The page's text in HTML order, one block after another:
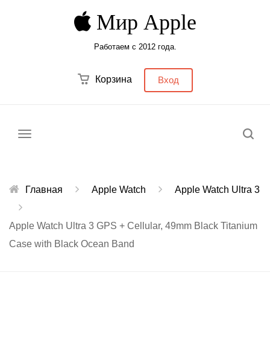
Мир Apple
Работаем с 2012 года.
Корзина Вход
Главная Apple Watch Apple Watch Ultra 3
Apple Watch Ultra 3 GPS + Cellular, 49mm Black Titanium
Case with Black Ocean Band